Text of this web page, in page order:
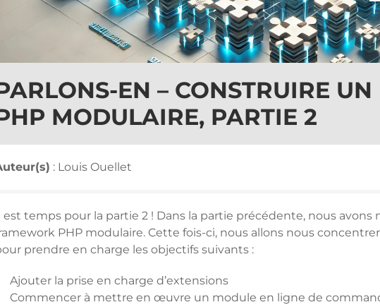
EN – CONSTRUIRE
MODULAIRE, PARTIE 2
: Louis Ouellet
est temps pour la partie 2 ! Dans la partie précédente, nous avons
PHP modulaire. Cette fois-ci, nous allons nous
prendre en charge les objectifs suivants :
Ajouter la prise en charge d’extensions
Commencer à mettre en œuvre un module en ligne de